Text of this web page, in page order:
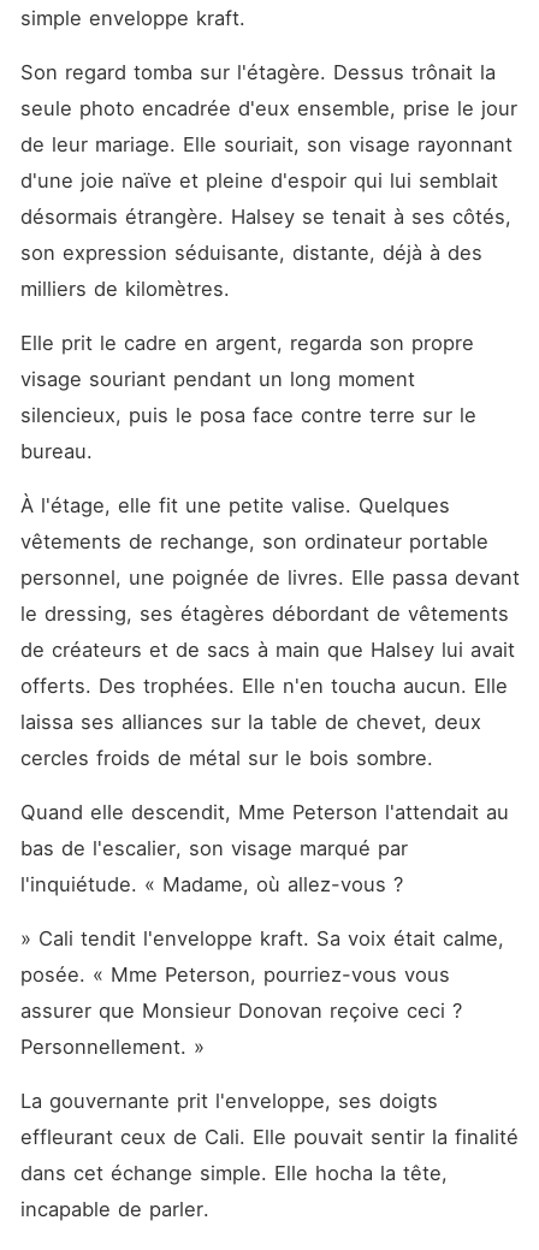
simple enveloppe kraft.
Son regard tomba sur l'étagère. Dessus trônait la
seule photo encadrée d'eux ensemble, prise le jour
de leur mariage. Elle souriait, son visage rayonnant
d'une joie naïve et pleine d'espoir qui lui semblait
désormais étrangère. Halsey se tenait à ses côtés,
son expression séduisante, distante, déjà à des
milliers de kilomètres.
Elle prit le cadre en argent, regarda son propre
visage souriant pendant un long moment
silencieux, puis le posa face contre terre sur le
bureau.
À l'étage, elle fit une petite valise. Quelques
vêtements de rechange, son ordinateur portable
personnel, une poignée de livres. Elle passa devant
le dressing, ses étagères débordant de vêtements
de créateurs et de sacs à main que Halsey lui avait
offerts. Des trophées. Elle n'en toucha aucun. Elle
laissa ses alliances sur la table de chevet, deux
cercles froids de métal sur le bois sombre.
Quand elle descendit, Mme Peterson l'attendait au
bas de l'escalier, son visage marqué par
l'inquiétude. « Madame, où allez-vous ?
» Cali tendit l'enveloppe kraft. Sa voix était calme,
posée. « Mme Peterson, pourriez-vous vous
assurer que Monsieur Donovan reçoive ceci ?
Personnellement. »
La gouvernante prit l'enveloppe, ses doigts
effleurant ceux de Cali. Elle pouvait sentir la finalité
dans cet échange simple. Elle hocha la tête,
incapable de parler.